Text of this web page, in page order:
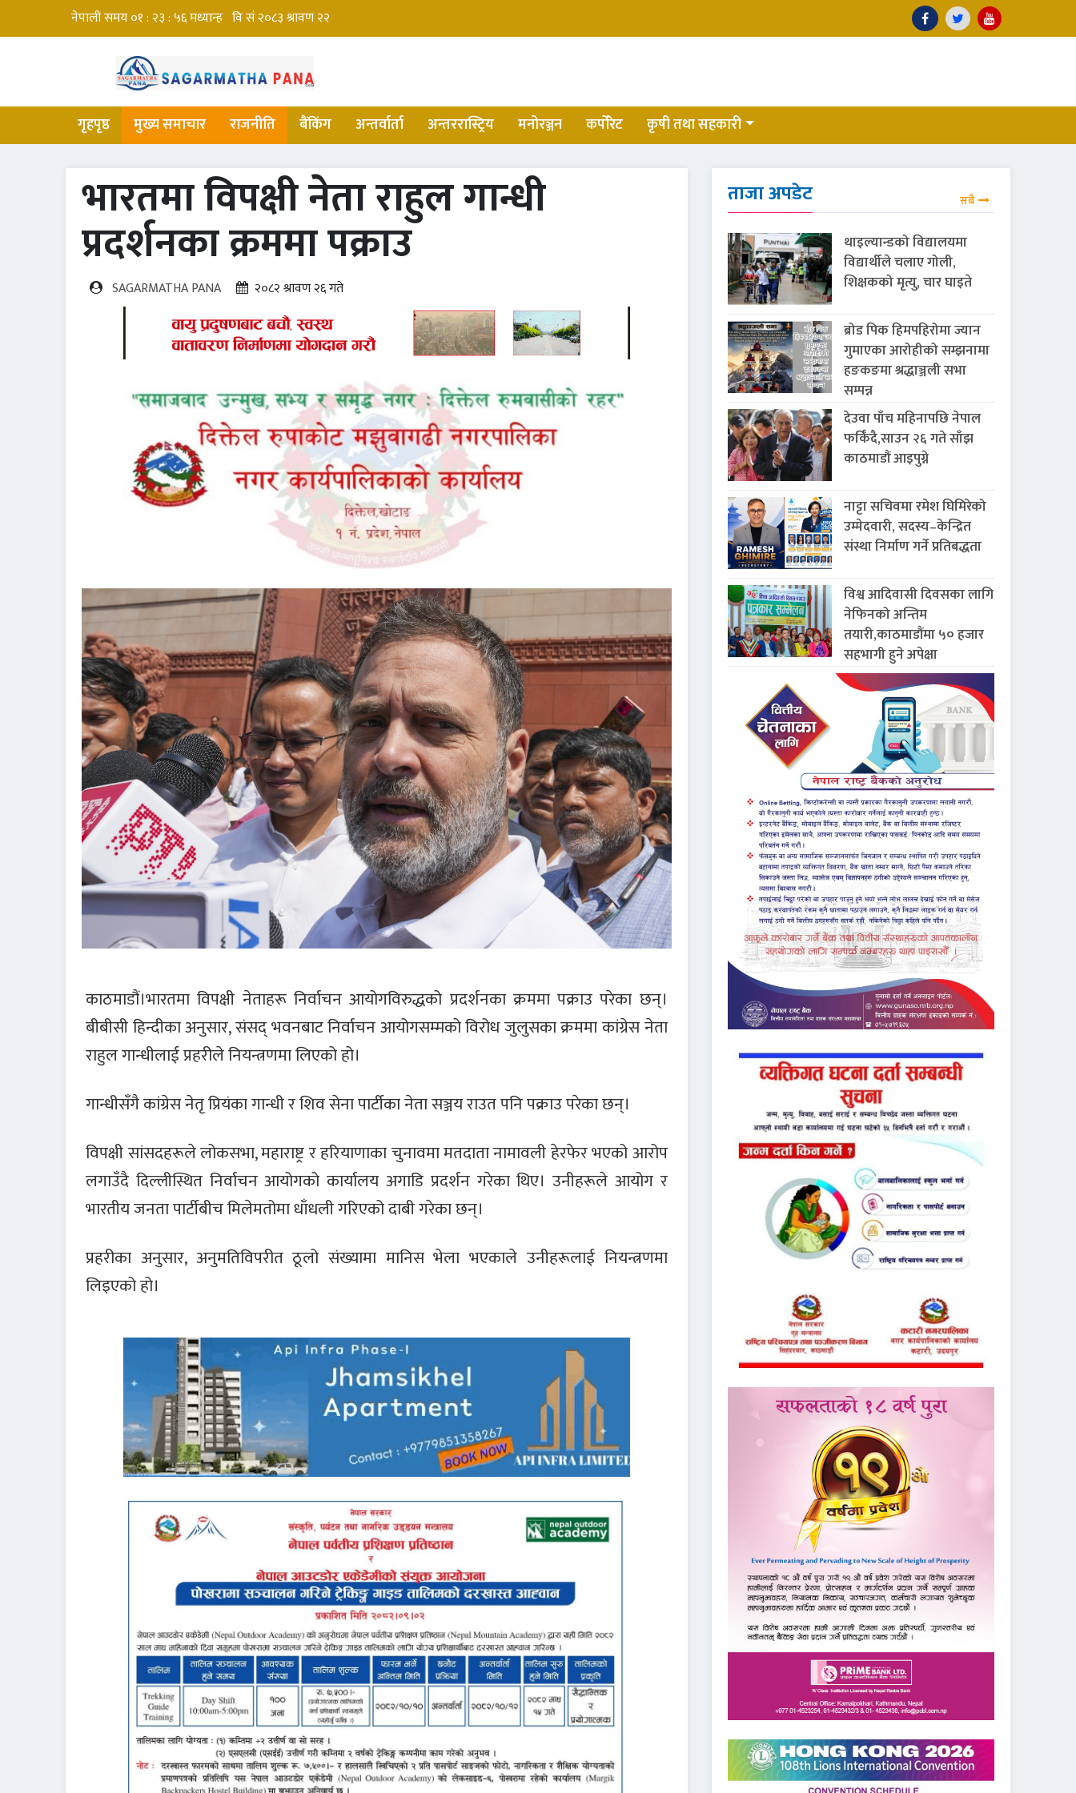
गृहपृष्ठ मुख्य समाचार राजनीति बैंकिंग अन्तर्वार्ता अन्तररास्ट्रिय मनोरञ्जन कर्पोरेट कृषी तथा सहकारी
भारतमा विपक्षी नेता राहुल गान्धी
प्रदर्शनका क्रममा पक्राउ
SAGARMATHA PANA २०८२ श्रावण २६ गते
काठमाडौं।भारतमा विपक्षी नेताहरू निर्वाचन आयोगविरुद्धको प्रदर्शनका क्रममा पक्राउ परेका छन्।
बीबीसी हिन्दीका अनुसार, संसद् भवनबाट निर्वाचन आयोगसम्मको विरोध जुलुसका क्रममा कांग्रेस नेता
राहुल गान्धीलाई प्रहरीले नियन्त्रणमा लिएको हो।
गान्धीसँगै कांग्रेस नेतृ प्रियंका गान्धी र शिव सेना पार्टीका नेता सञ्जय राउत पनि पक्राउ परेका छन्।
विपक्षी सांसदहरूले लोकसभा, महाराष्ट्र र हरियाणाका चुनावमा मतदाता नामावली हेरफेर भएको आरोप
लगाउँदै दिल्लीस्थित निर्वाचन आयोगको कार्यालय अगाडि प्रदर्शन गरेका थिए। उनीहरूले आयोग र
भारतीय जनता पार्टीबीच मिलेमतोमा धाँधली गरिएको दाबी गरेका छन्।
प्रहरीका अनुसार, अनुमतिविपरीत ठूलो संख्यामा मानिस भेला भएकाले उनीहरूलाई नियन्त्रणमा
लिइएको हो।
ताजा अपडेट सबै
थाइल्यान्डको विद्यालयमा
विद्यार्थीले चलाए गोली,
शिक्षकको मृत्यु, चार घाइते
ब्रोड पिक हिमपहिरोमा ज्यान
गुमाएका आरोहीको सम्झनामा
हङकङमा श्रद्धाञ्जली सभा
सम्पन्न
देउवा पाँच महिनापछि नेपाल
फर्किँदै,साउन २६ गते साँझ
काठमाडौं आइपुग्ने
नाट्टा सचिवमा रमेश घिमिरेको
उम्मेदवारी, सदस्य–केन्द्रित
संस्था निर्माण गर्ने प्रतिबद्धता
विश्व आदिवासी दिवसका लागि
नेफिनको अन्तिम
तयारी,काठमाडौंमा ५० हजार
सहभागी हुने अपेक्षा